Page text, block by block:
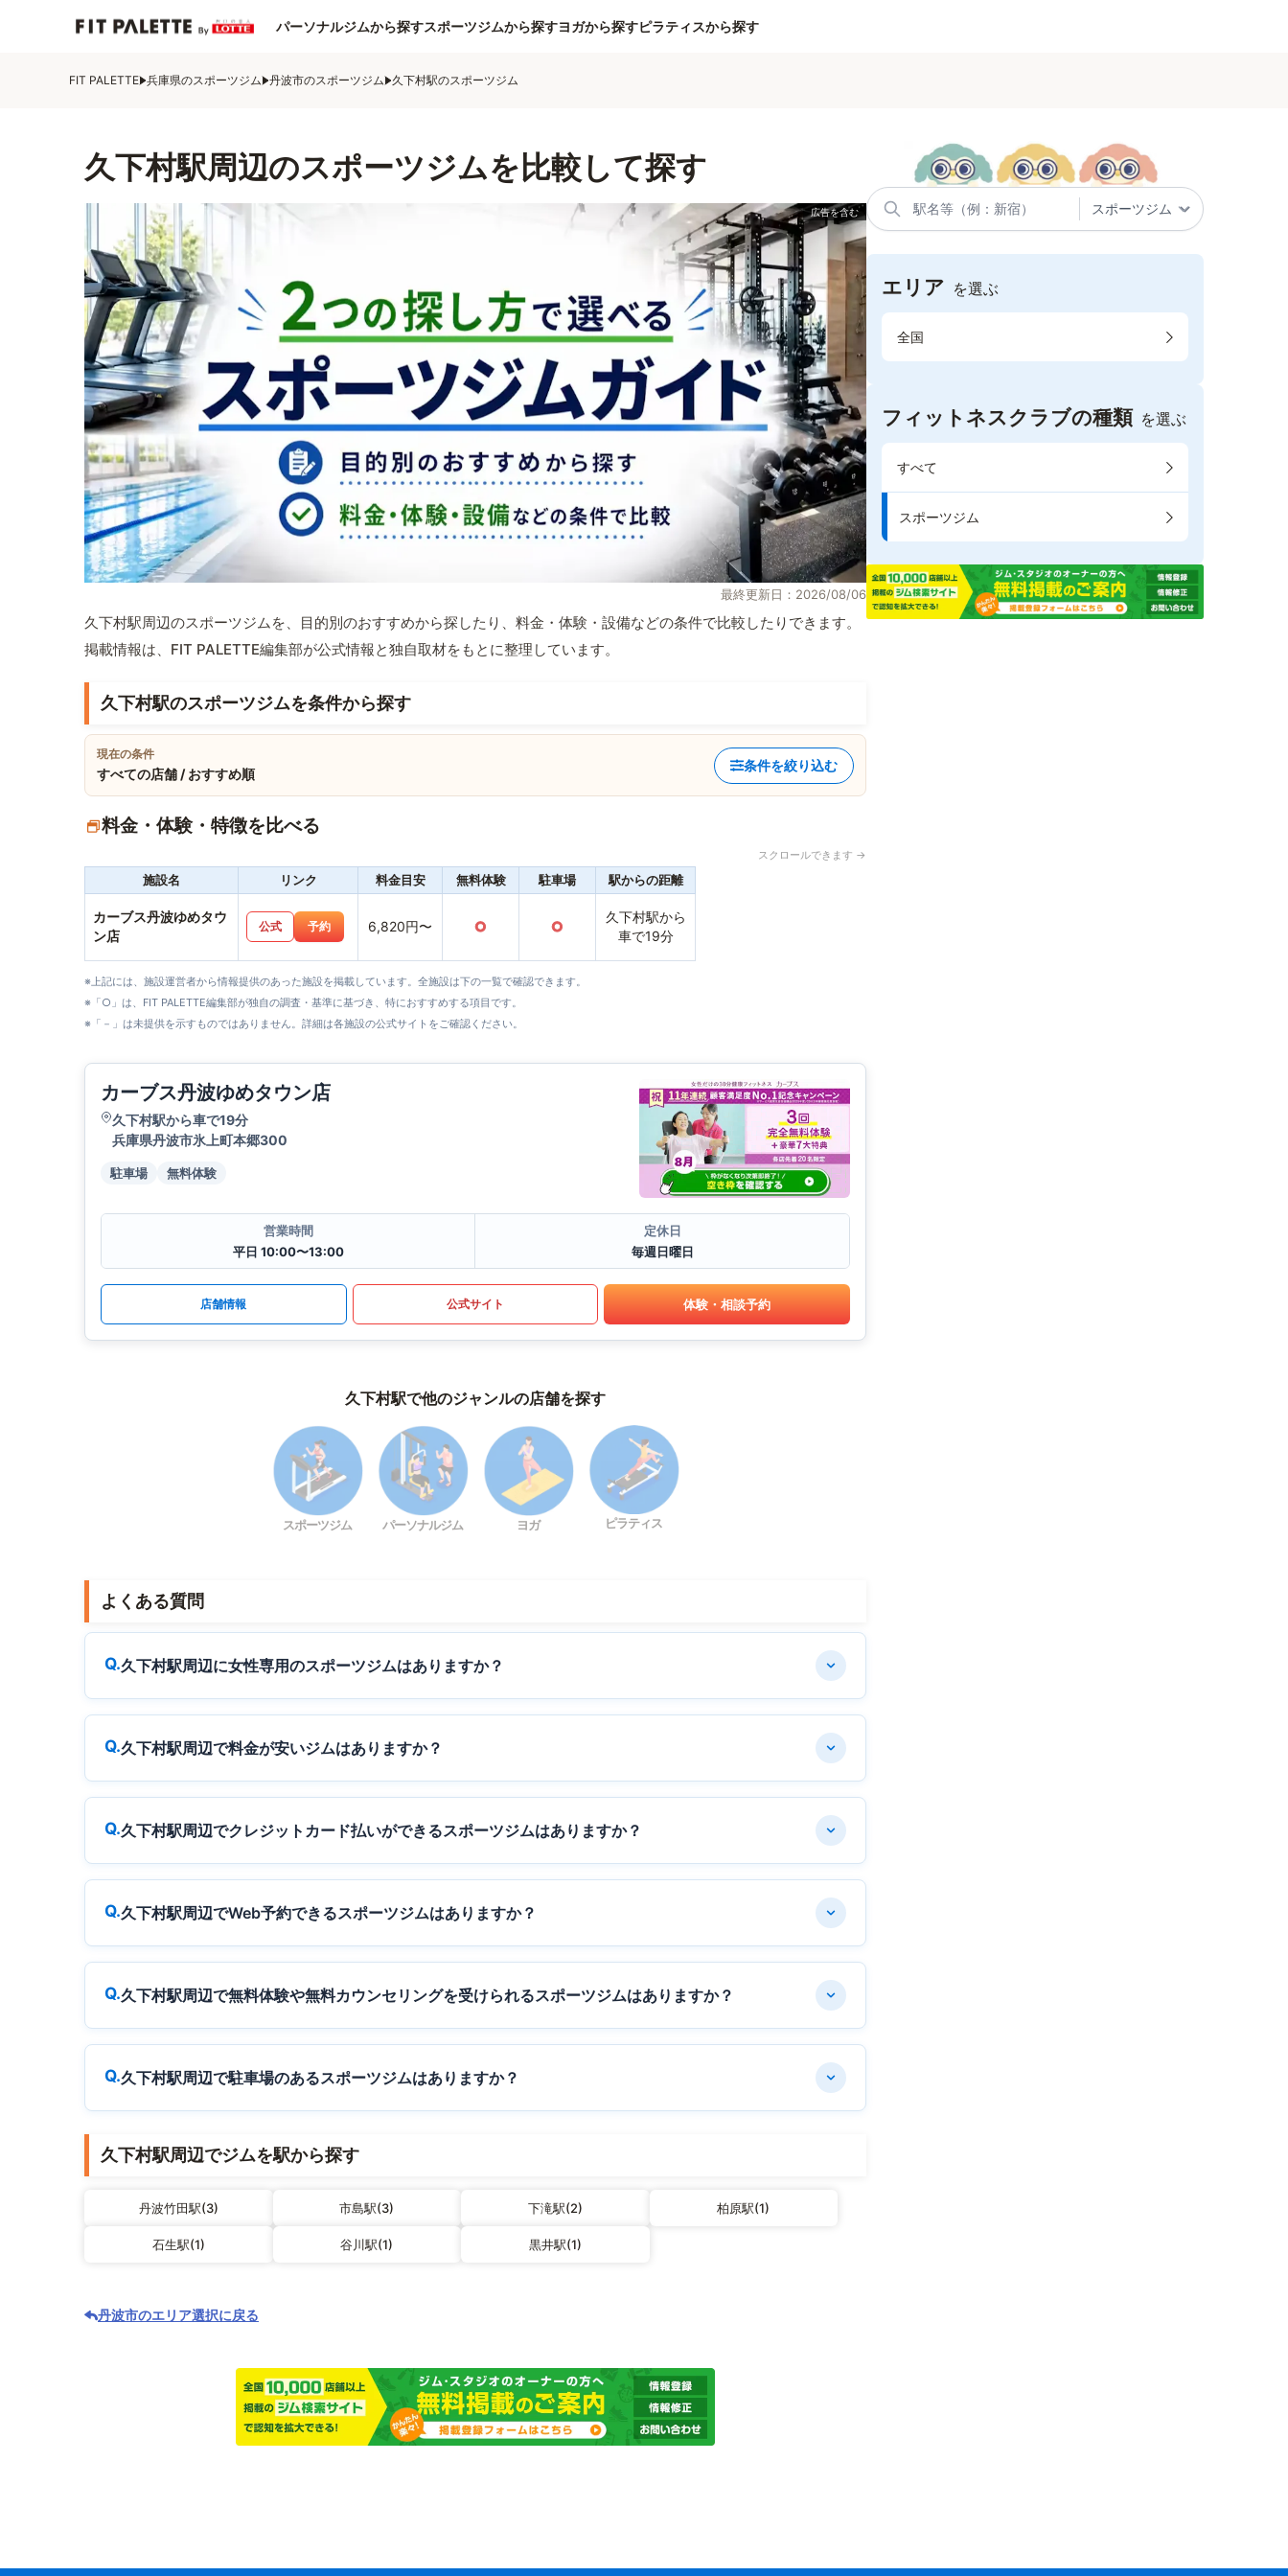
パーソナルジムから探すスポーツジムから探すヨガから探すピラティスから探す
FIT PALETTE 兵庫県のスポーツジム 丹波市のスポーツジム 久下村駅のスポーツジム
久下村駅周辺のスポーツジムを比較して探す
最終更新日：2026/08/06
久下村駅周辺のスポーツジムを、目的別のおすすめから探したり、料金・体験・設備などの条件で比較したりできます。
掲載情報は、FIT PALETTE編集部が公式情報と独自取材をもとに整理しています。
久下村駅のスポーツジムを条件から探す
現在の条件
すべての店舗 / おすすめ順
条件を絞り込む
料金・体験・特徴を比べる
スクロールできます →
施設名 リンク 料金目安 無料体験 駐車場 駅からの距離
カーブス丹波ゆめタウ
ン店
公式 予約 6,820円〜 ○ ○
久下村駅から
車で19分
※上記には、施設運営者から情報提供のあった施設を掲載しています。全施設は下の一覧で確認できます。
※「○」は、FIT PALETTE編集部が独自の調査・基準に基づき、特におすすめする項目です。
※「－」は未提供を示すものではありません。詳細は各施設の公式サイトをご確認ください。
カーブス丹波ゆめタウン店
久下村駅から車で19分
兵庫県丹波市氷上町本郷300
駐車場 無料体験
営業時間
平日 10:00〜13:00
定休日
毎週日曜日
店舗情報 公式サイト 体験・相談予約
久下村駅で他のジャンルの店舗を探す
スポーツジム パーソナルジム ヨガ ピラティス
よくある質問
久下村駅周辺に女性専用のスポーツジムはありますか？
久下村駅周辺で料金が安いジムはありますか？
久下村駅周辺でクレジットカード払いができるスポーツジムはありますか？
久下村駅周辺でWeb予約できるスポーツジムはありますか？
久下村駅周辺で無料体験や無料カウンセリングを受けられるスポーツジムはありますか？
久下村駅周辺で駐車場のあるスポーツジムはありますか？
久下村駅周辺でジムを駅から探す
丹波竹田駅(3) 市島駅(3) 下滝駅(2) 柏原駅(1)
石生駅(1) 谷川駅(1) 黒井駅(1)
丹波市のエリア選択に戻る
エリア を選ぶ
全国
フィットネスクラブの種類 を選ぶ
すべて
スポーツジム